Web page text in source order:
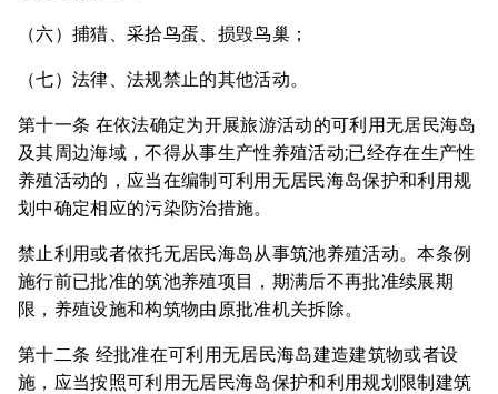
（六）捕猎、采拾鸟蛋、损毁鸟巢；
（七）法律、法规禁止的其他活动。
第十一条 在依法确定为开展旅游活动的可利用无居民海岛
及其周边海域，不得从事生产性养殖活动;已经存在生产性
养殖活动的，应当在编制可利用无居民海岛保护和利用规
划中确定相应的污染防治措施。
禁止利用或者依托无居民海岛从事筑池养殖活动。本条例
施行前已批准的筑池养殖项目，期满后不再批准续展期
限，养殖设施和构筑物由原批准机关拆除。
第十二条 经批准在可利用无居民海岛建造建筑物或者设
施，应当按照可利用无居民海岛保护和利用规划限制建筑